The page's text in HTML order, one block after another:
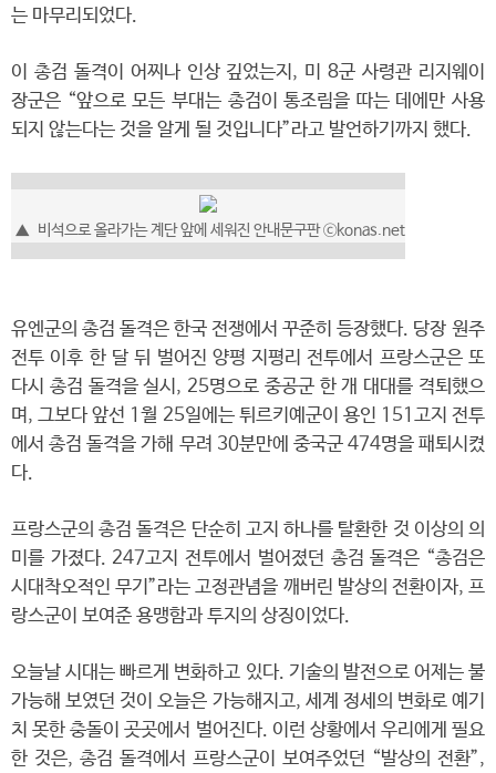
는 마무리되었다.
이 총검 돌격이 어찌나 인상 깊었는지, 미 8군 사령관 리지웨이
장군은 “앞으로 모든 부대는 총검이 통조림을 따는 데에만 사용
되지 않는다는 것을 알게 될 것입니다”라고 발언하기까지 했다.
▲ 비석으로 올라가는 계단 앞에 세워진 안내문구판ⓒkonas.net
유엔군의 총검 돌격은 한국 전쟁에서 꾸준히 등장했다. 당장 원주
전투 이후 한 달 뒤 벌어진 양평 지평리 전투에서 프랑스군은 또
다시 총검 돌격을 실시, 25명으로 중공군 한 개 대대를 격퇴했으
며, 그보다 앞선 1월 25일에는 튀르키예군이 용인 151고지 전투
에서 총검 돌격을 가해 무려 30분만에 중국군 474명을 패퇴시켰
다.
프랑스군의 총검 돌격은 단순히 고지 하나를 탈환한 것 이상의 의
미를 가졌다. 247고지 전투에서 벌어졌던 총검 돌격은 “총검은
시대착오적인 무기”라는 고정관념을 깨버린 발상의 전환이자, 프
랑스군이 보여준 용맹함과 투지의 상징이었다.
오늘날 시대는 빠르게 변화하고 있다. 기술의 발전으로 어제는 불
가능해 보였던 것이 오늘은 가능해지고, 세계 정세의 변화로 예기
치 못한 충돌이 곳곳에서 벌어진다. 이런 상황에서 우리에게 필요
한 것은, 총검 돌격에서 프랑스군이 보여주었던 “발상의 전환”,